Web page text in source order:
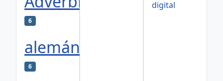
6
alemán
6
digital